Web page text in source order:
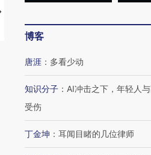
【推广】走进第四届链博
会，让数智科技“链”接产
【特别呈现】寻
博客
唐涯 ： 多看少动
知识分子 ： AI冲击之下，年轻人
受伤
丁金坤 ： 耳闻目睹的几位律师